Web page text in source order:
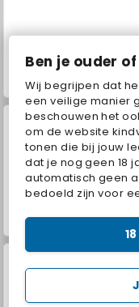
Ben je ouder
Wij begrijpen dat
een veilige manier
beschouwen het
om de website
tonen die bij jouw
dat je nog geen 18
automatisch geen
bedoeld zijn voor
VegaMix Da Vinci
ASMR Makeover &